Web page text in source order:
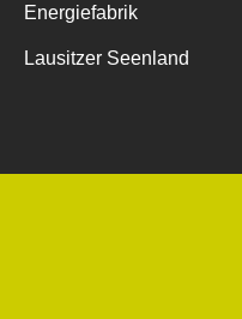
Energiefabrik
Lausitzer Seenland